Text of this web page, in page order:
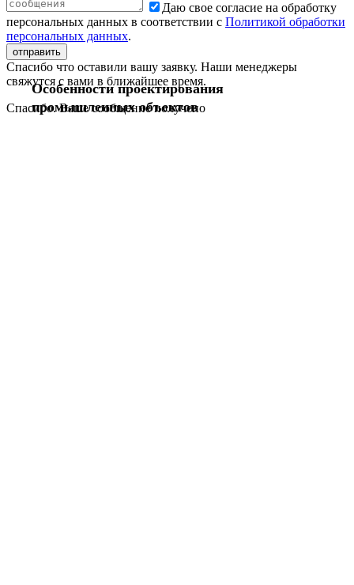
Особенности проектирования
промышленных объектов
Даю свое согласие на обработку
персональных данных в соответствии с Политикой обработки
персональных данных.
Спасибо что оставили вашу заявку. Наши менеджеры
свяжутся с вами в ближайшее время.
Спасибо. Ваше сообщение получено